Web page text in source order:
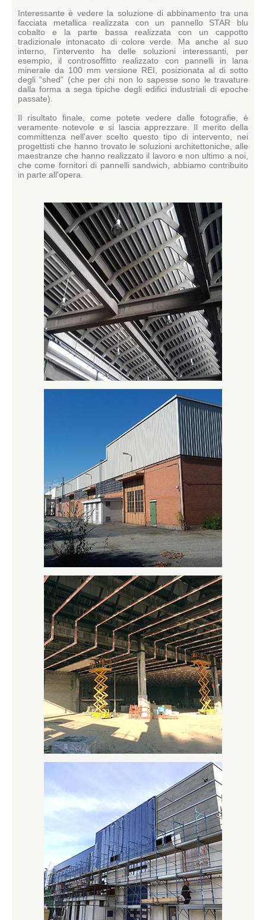
Interessante è vedere la soluzione di abbinamento tra una
facciata metallica realizzata con un pannello STAR blu
cobalto e la parte bassa realizzata con un cappotto
tradizionale intonacato di colore verde. Ma anche al suo
interno, l'intervento ha delle soluzioni interessanti, per
esempio, il controsoffitto realizzato con pannelli in lana
minerale da 100 mm versione REI, posizionata al di sotto
degli “shed” (che per chi non lo sapesse sono le travature
dalla forma a sega tipiche degli edifici industriali di epoche
passate).
Il risultato finale, come potete vedere dalle fotografie, è
veramente notevole e si lascia apprezzare. Il merito della
committenza nell'aver scelto questo tipo di intervento, nei
progettisti che hanno trovato le soluzioni architettoniche, alle
maestranze che hanno realizzato il lavoro e non ultimo a noi,
che come fornitori di pannelli sandwich, abbiamo contribuito
in parte all'opera.